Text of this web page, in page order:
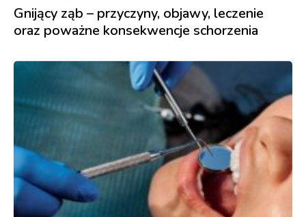
Gnijący ząb – przyczyny, objawy, leczenie
oraz poważne konsekwencje schorzenia